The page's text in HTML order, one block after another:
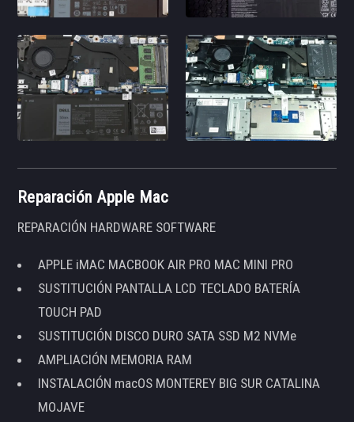
Reparación Apple Mac
REPARACIÓN HARDWARE SOFTWARE
APPLE iMAC MACBOOK AIR PRO MAC MINI PRO
SUSTITUCIÓN PANTALLA LCD TECLADO BATERÍA
TOUCH PAD
SUSTITUCIÓN DISCO DURO SATA SSD M2 NVMe
AMPLIACIÓN MEMORIA RAM
INSTALACIÓN macOS MONTEREY BIG SUR CATALINA
MOJAVE